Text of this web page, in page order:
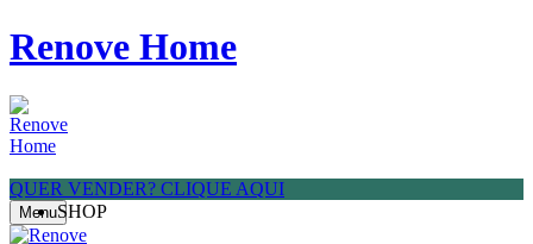
Renove Home
SHOP
QUER VENDER? CLIQUE AQUI
Menu